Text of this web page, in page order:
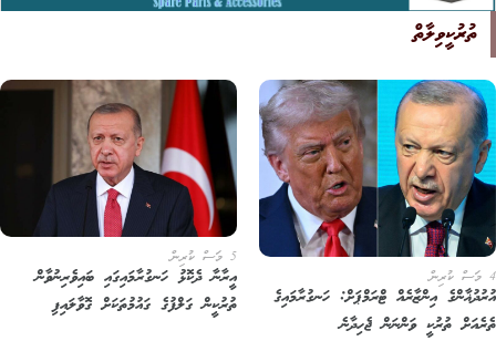
ތުރުކީވިލާތް
އިންޒާރެއް ޓްރަމްޕަށް: ހަނގުރާމައިގެ
ތުރުކީ ވަންނަން ޖެހިދާނެ
އީރާނާ ދެކޮޅު ހަނގުރާމައިގައި ބައިވެރިނުވާން
ތުރުކީން ގަލްފުގެ ގައުމުތަކަށް ގޮވާލައިފި